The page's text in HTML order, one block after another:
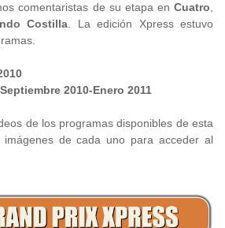
comentaristas de su etapa en Cuatro
Costilla . La edición Xpress estuvo
Septiembre 2010-Enero 2011
de los programas disponibles de esta
de cada uno para acceder al